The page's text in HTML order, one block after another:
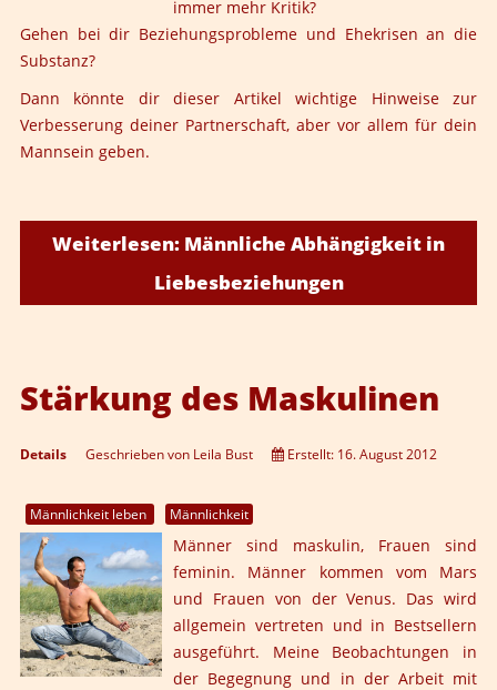
immer mehr Kritik?
Gehen bei dir Beziehungsprobleme und Ehekrisen an die
Substanz?
Dann könnte dir dieser Artikel wichtige Hinweise zur
Verbesserung deiner Partnerschaft, aber vor allem für dein
Mannsein geben.
Weiterlesen: Männliche Abhängigkeit in
Liebesbeziehungen
Stärkung des Maskulinen
Details Geschrieben von Leila Bust Erstellt: 16. August 2012
Männlichkeit leben Männlichkeit
Männer sind maskulin, Frauen sind
feminin. Männer kommen vom Mars
und Frauen von der Venus. Das wird
allgemein vertreten und in Bestsellern
ausgeführt. Meine Beobachtungen in
der Begegnung und in der Arbeit mit